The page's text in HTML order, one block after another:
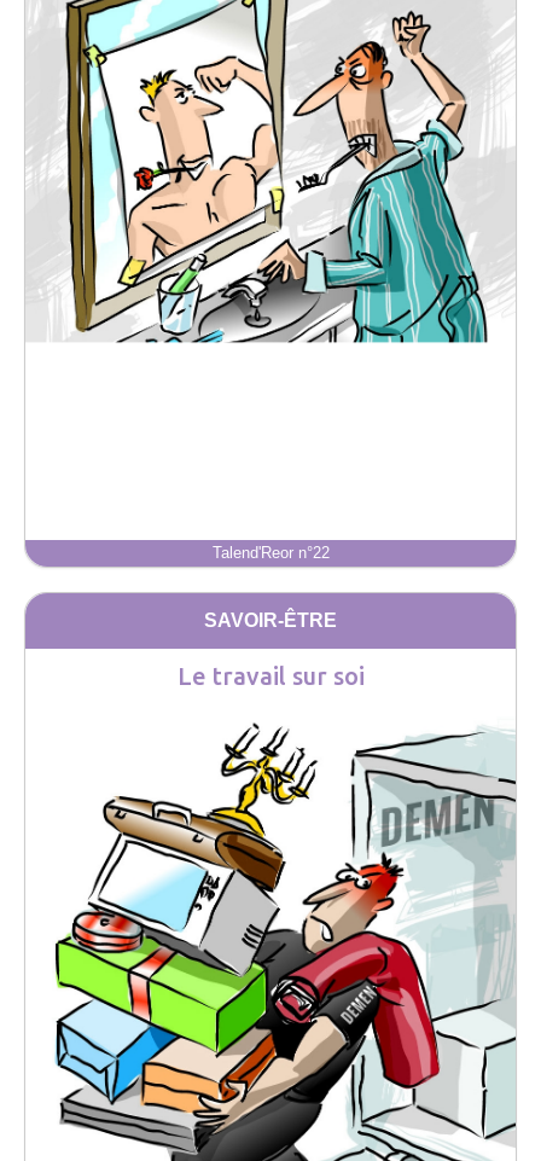
Talend'Reor n°22
SAVOIR-ÊTRE
Le travail sur soi